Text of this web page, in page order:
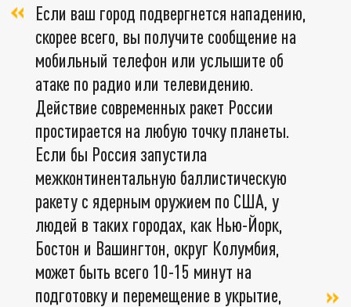
Если ваш город подвергнется нападению,
скорее всего, вы получите сообщение на
мобильный телефон или услышите об
атаке по радио или телевидению.
Действие современных ракет России
простирается на любую точку планеты.
Если бы Россия запустила
межконтинентальную баллистическую
ракету с ядерным оружием по США, у
людей в таких городах, как Нью-Йорк,
Бостон и Вашингтон, округ Колумбия,
может быть всего 10-15 минут на
подготовку и перемещение в укрытие,